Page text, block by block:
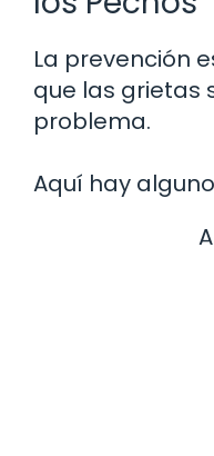
La prevención
que las grietas
problema.
Aquí hay